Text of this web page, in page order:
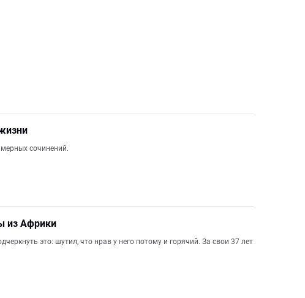
сочинений.
из Африки
это: шутил, что нрав у него потому и горячий. За свои 37 лет